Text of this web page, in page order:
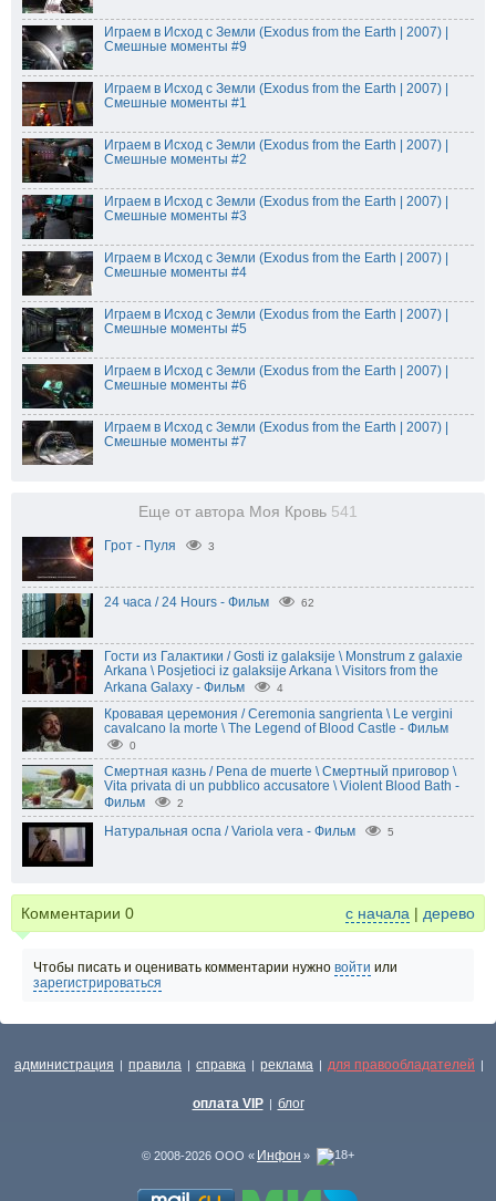
Играем в Исход с Земли (Exodus from the Earth | 2007) |
Смешные моменты #9
Играем в Исход с Земли (Exodus from the Earth | 2007) |
Смешные моменты #1
Играем в Исход с Земли (Exodus from the Earth | 2007) |
Смешные моменты #2
Играем в Исход с Земли (Exodus from the Earth | 2007) |
Смешные моменты #3
Играем в Исход с Земли (Exodus from the Earth | 2007) |
Смешные моменты #4
Играем в Исход с Земли (Exodus from the Earth | 2007) |
Смешные моменты #5
Играем в Исход с Земли (Exodus from the Earth | 2007) |
Смешные моменты #6
Играем в Исход с Земли (Exodus from the Earth | 2007) |
Смешные моменты #7
Еще от автора Моя Кровь 541
Грот - Пуля 3
24 часа / 24 Hours - Фильм 62
Гости из Галактики / Gosti iz galaksije \ Monstrum z galaxie
Arkana \ Posjetioci iz galaksije Arkana \ Visitors from the
Arkana Galaxy - Фильм
4
Кровавая церемония / Ceremonia sangrienta \ Le vergini
cavalcano la morte \ The Legend of Blood Castle - Фильм
0
Смертная казнь / Pena de muerte \ Смертный приговор \
Vita privata di un pubblico accusatore \ Violent Blood Bath -
Фильм
2
Натуральная оспа / Variola vera - Фильм 5
Комментарии 0 с начала | дерево
Чтобы писать и оценивать комментарии нужно войти или
зарегистрироваться
администрация | правила | справка | реклама | для правообладателей |
оплата VIP | блог
© 2008-2026 ООО « Инфон »